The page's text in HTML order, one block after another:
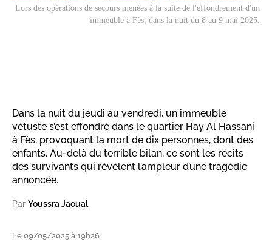
Lors des opérations de secours menées à la suite de l'effondrement d'un
immeuble à Fès, dans la nuit du 8 au 9 mai 2025.
Dans la nuit du jeudi au vendredi, un immeuble
vétuste s’est effondré dans le quartier Hay Al Hassani
à Fès, provoquant la mort de dix personnes, dont des
enfants. Au-delà du terrible bilan, ce sont les récits
des survivants qui révèlent l’ampleur d’une tragédie
annoncée.
Par Youssra Jaoual
Le 09/05/2025 à 19h26